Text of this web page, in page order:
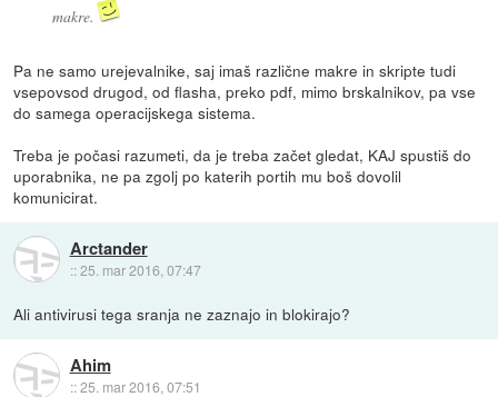
makre.
Pa ne samo urejevalnike, saj imaš različne makre in skripte tudi
vsepovsod drugod, od flasha, preko pdf, mimo brskalnikov, pa vse
do samega operacijskega sistema.
Treba je počasi razumeti, da je treba začet gledat, KAJ spustiš do
uporabnika, ne pa zgolj po katerih portih mu boš dovolil
komunicirat.
Arctander
::25. mar 2016, 07:47
Ali antivirusi tega sranja ne zaznajo in blokirajo?
Ahim
::25. mar 2016, 07:51